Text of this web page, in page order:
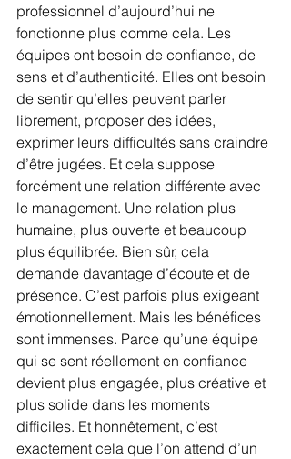
professionnel d’aujourd’hui ne
fonctionne plus comme cela. Les
équipes ont besoin de confiance, de
sens et d’authenticité. Elles ont besoin
de sentir qu’elles peuvent parler
librement, proposer des idées,
exprimer leurs difficultés sans craindre
d’être jugées. Et cela suppose
forcément une relation différente avec
le management. Une relation plus
humaine, plus ouverte et beaucoup
plus équilibrée. Bien sûr, cela
demande davantage d’écoute et de
présence. C’est parfois plus exigeant
émotionnellement. Mais les bénéfices
sont immenses. Parce qu’une équipe
qui se sent réellement en confiance
devient plus engagée, plus créative et
plus solide dans les moments
difficiles. Et honnêtement, c’est
exactement cela que l’on attend d’un